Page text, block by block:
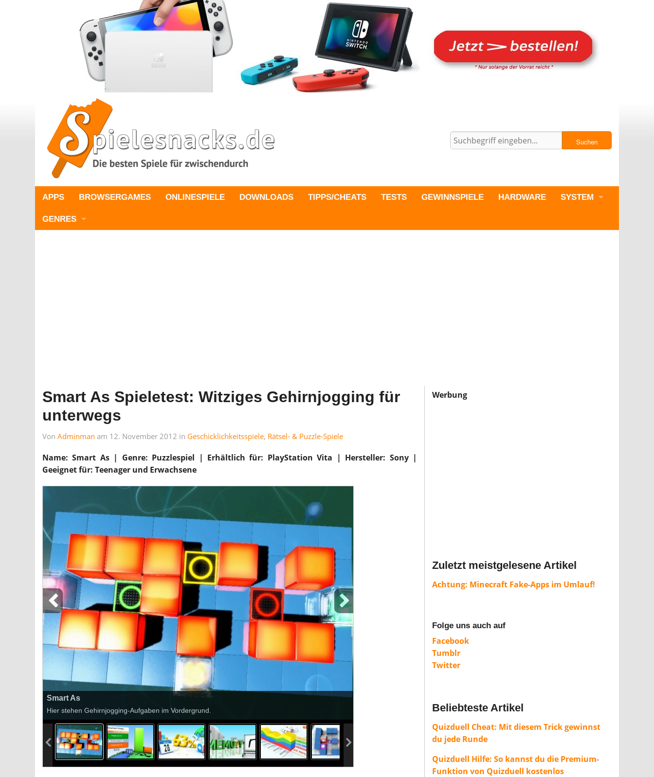
Suchen
APPS BROWSERGAMES ONLINESPIELE DOWNLOADS TIPPS/CHEATS TESTS GEWINNSPIELE HARDWARE SYSTEM
GENRES
Smart As Spieletest: Witziges Gehirnjogging für
unterwegs
Von Adminman am 12. November 2012 in Geschicklichkeitsspiele, Rätsel- & Puzzle-Spiele
Name: Smart As | Genre: Puzzlespiel | Erhältlich für: PlayStation Vita | Hersteller: Sony |
Geeignet für: Teenager und Erwachsene
Smart As
Hier stehen Gehirnjogging-Aufgaben im Vordergrund.
Werbung
Zuletzt meistgelesene Artikel
Achtung: Minecraft Fake-Apps im Umlauf!
Folge uns auch auf
Facebook
Tumblr
Twitter
Beliebteste Artikel
Quizduell Cheat: Mit diesem Trick gewinnst
du jede Runde
Quizduell Hilfe: So kannst du die Premium-
Funktion von Quizduell kostenlos